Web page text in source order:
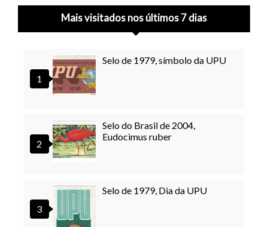
Mais visitados nos últimos 7 dias
Selo de 1979, símbolo da UPU
Selo do Brasil de 2004,
Eudocimus ruber
Selo de 1979, Dia da UPU